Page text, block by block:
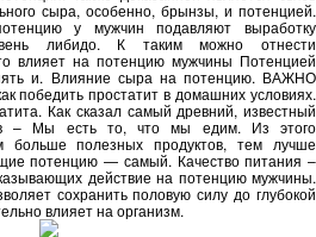
сыра, особенно, брынзы, и потенцией.
у мужчин подавляют выработку
либидо. К таким можно отнести
влияет на потенцию мужчины Потенцией
и. Влияние сыра на потенцию. ВАЖНО
победить простатит в домашних условиях.
Как сказал самый древний, известный
– Мы есть то, что мы едим. Из этого
полезных продуктов, тем лучше
потенцию — самый. Качество питания –
действие на потенцию мужчины.
сохранить половую силу до глубокой
влияет на организм.